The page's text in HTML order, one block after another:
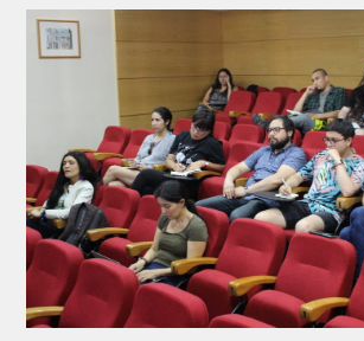
Aguayo
se
adjudicó
un
nuevo
proyecto
Fondecyt